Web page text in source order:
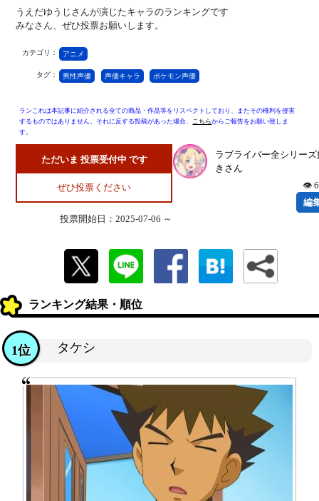
うえだゆうじさんが演じたキャラのランキングです
みなさん、ぜひ投票お願いします。
カテゴリ： アニメ
タグ： 男性声優 声優キャラ ポケモン声優
ランこれは本記事に紹介される全ての商品・作品等をリスペクトしており、またその権利を侵害
するものではありません。それに反する投稿があった場合、 こちらからご報告をお願い致しま
す。
ただいま 投票受付中 です
ぜひ投票ください
投票開始日：2025-07-06 ～
ラブライバー全シリーズ
きさん
👁
編
ランキング結果・順位
タケシ
1位